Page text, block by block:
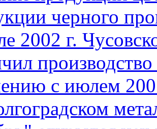
черного
2002 г.
с июлем